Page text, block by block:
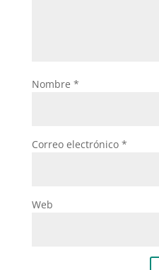
Nombre *
Correo electrónico *
Web